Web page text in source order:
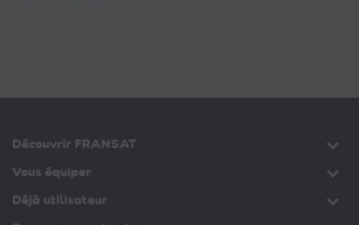
Découvrir FRANSAT
Vous équiper
Déjà utilisateur